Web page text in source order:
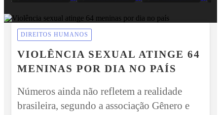
DIREITOS HUMANOS
VIOLÊNCIA SEXUAL ATINGE 64
MENINAS POR DIA NO PAÍS
Números ainda não refletem a realidade
brasileira, segundo a associação Gênero e